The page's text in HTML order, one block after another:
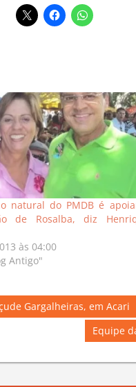
natural do PMDB é
de Rosalba, diz
às 04:00
Antigo"
Gargalheiras, em Acari
Next
Equipe